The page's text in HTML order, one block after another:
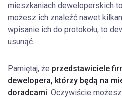
mieszkaniach deweloperskich
możesz ich znaleźć nawet
wpisanie ich do protokołu, to
usunąć.
Pamiętaj, że przedstawiciele
dewelopera, którzy będą na
doradcami. Oczywiście